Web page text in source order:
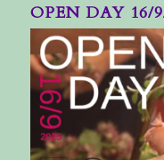
OPEN DAY 16/